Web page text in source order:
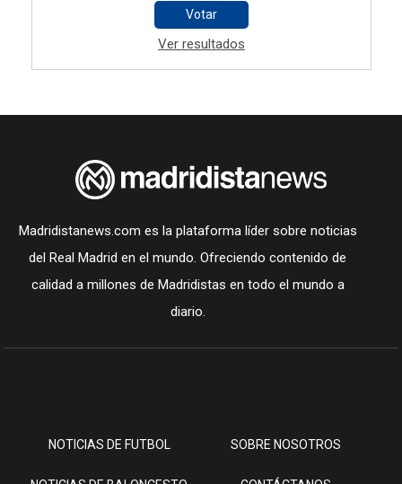
Votar
Ver resultados
Madridistanews.com es la plataforma líder sobre noticias
del Real Madrid en el mundo. Ofreciendo contenido de
calidad a millones de Madridistas en todo el mundo a
diario.
NOTICIAS DE FUTBOL SOBRE NOSOTROS